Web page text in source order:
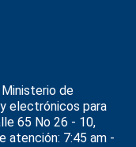
Ministerio de
electrónicos para
65 No 26 - 10,
atención: 7:45 am -